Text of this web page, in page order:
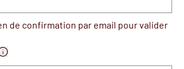
part, si vous êtes plusieurs sur le même profil,
de confirmation par email pour valider
Pour des raisons de sécurité, ton mot de passe